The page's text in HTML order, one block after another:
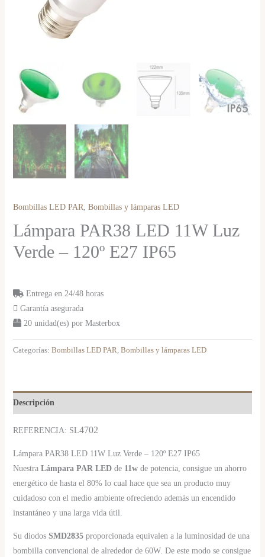
Bombillas LED PAR, Bombillas y lámparas LED
Lámpara PAR38 LED 11W Luz
Verde – 120º E27 IP65
Entrega en 24/48 horas
Garantía asegurada
20 unidad(es) por Masterbox
Categorías: Bombillas LED PAR, Bombillas y lámparas LED
Descripción
REFERENCIA: SL4702
Lámpara PAR38 LED 11W Luz Verde – 120º E27 IP65
Nuestra Lámpara PAR LED de 11w de potencia, consigue un ahorro
energético de hasta el 80% lo cual hace que sea un producto muy
cuidadoso con el medio ambiente ofreciendo además un encendido
instantáneo y una larga vida útil.
Su diodos SMD2835 proporcionada equivalen a la luminosidad de una
bombilla convencional de alrededor de 60W. De este modo se consigue